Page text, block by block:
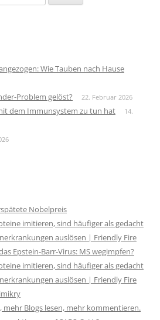
Wie Tauben nach Hause
Problem gelöst? 22. Februar 2026
dem Immunsystem zu tun hat
14.
Nobelpreis
imitieren, sind häufiger als gedacht
auslösen | Friendly Fire
Epstein-Barr-Virus: MS wegimpfen?
imitieren, sind häufiger als gedacht
auslösen | Friendly Fire
mehr Blogs lesen, mehr kommentieren.